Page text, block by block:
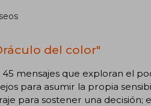
del color"
mensajes que exploran el
para asumir la propia
para sostener una